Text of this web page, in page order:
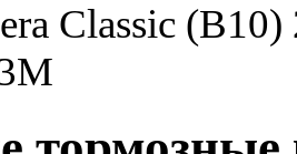
Classic